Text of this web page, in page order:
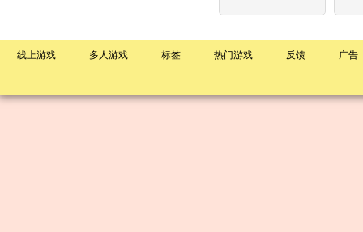
线上游戏 多人游戏 标签 热门游戏 反馈 广告